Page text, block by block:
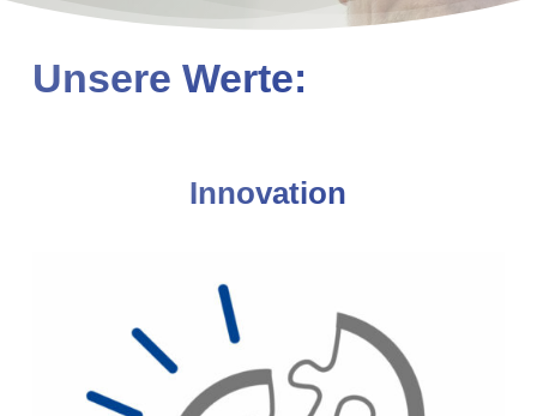
Unsere Werte:
Innovation